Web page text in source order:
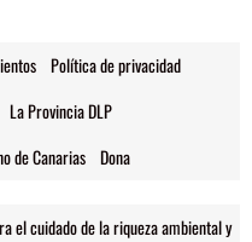
Política de privacidad
La Provincia DLP
de Canarias Dona
el cuidado de la riqueza ambiental y